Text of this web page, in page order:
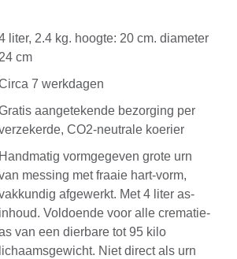
liter, 2.4 kg. hoogte: 20 cm. diameter
24 cm
7 werkdagen
aangetekende bezorging per
CO2-neutrale koerier
Handmatig vormgegeven grote urn
messing met fraaie hart-vorm,
afgewerkt. Met 4 liter as-
inhoud. Voldoende voor alle crematie-
van een dierbare tot 95 kilo
lichaamsgewicht. Niet direct als urn